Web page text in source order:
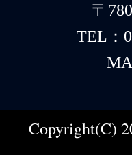
〒
TEL：
Copyright(C)